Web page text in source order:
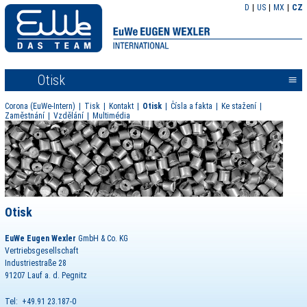
D US MX CZ
Otisk <<
Corona (EuWe-Intern) Tisk Kontakt Otisk Čísla a fakta
Ke stažení
Zaměstnání
Vzdělání Multimédia
Otisk
EuWe Eugen Wexler GmbH & Co. KG
Vertriebsgesellschaft
Industriestraße 28
91207 Lauf a. d. Pegnitz
Tel: +49.91 23.187-0